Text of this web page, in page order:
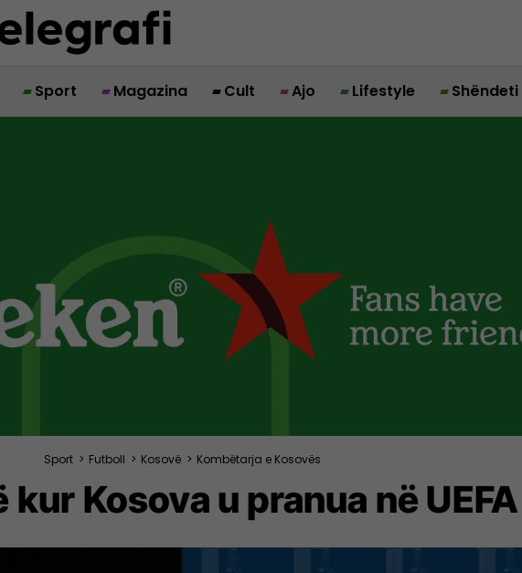
Sport Magazina Cult Ajo Lifestyle Shëndeti
Sport > Futboll > Kosovë > Kombëtarja e Kosovës
kur Kosova u pranua në UEFA